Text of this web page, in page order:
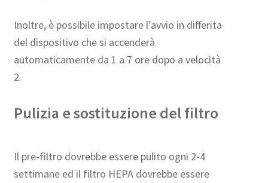
Inoltre, è possibile impostare l’avvio in differita
del dispositivo che si accenderà
automaticamente da 1 a 7 ore dopo a velocità
2.
Pulizia e sostituzione del filtro
Il pre-filtro dovrebbe essere pulito ogni 2-4
settimane ed il filtro HEPA dovrebbe essere